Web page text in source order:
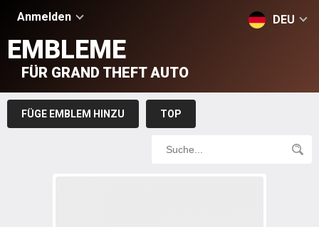
Anmelden DEU
EMBLEME
FÜR GRAND THEFT AUTO
FÜGE EMBLEM HINZU TOP